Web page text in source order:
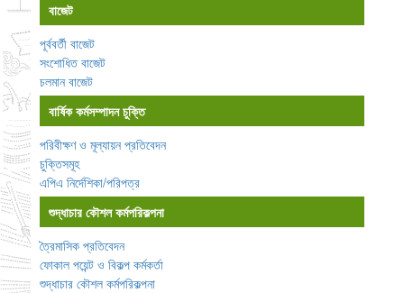
বাজেট
পূর্ববর্তী বাজেট
সংশোধিত বাজেট
চলমান বাজেট
বার্ষিক কর্মসম্পাদন চুক্তি
পরিবীক্ষণ ও মূল্যায়ন প্রতিবেদন
চুক্তিসমূহ
এপিএ নির্দেশিকা/পরিপত্র
শুদ্ধাচার কৌশল কর্মপরিকল্পনা
ত্রৈমাসিক প্রতিবেদন
ফোকাল পয়েন্ট ও বিকল্প কর্মকর্তা
শুদ্ধাচার কৌশল কর্মপরিকল্পনা